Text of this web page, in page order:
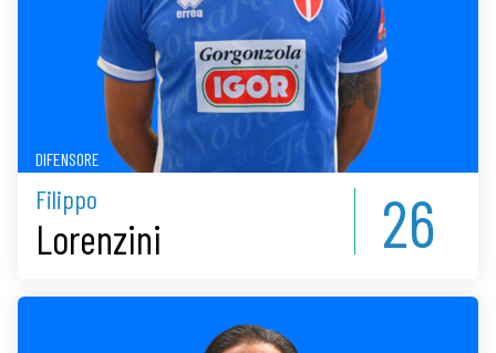
DIFENSORE
Filippo
Lorenzini 26